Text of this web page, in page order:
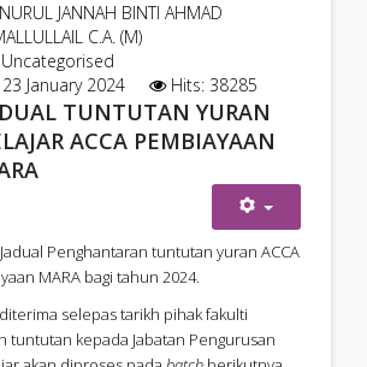
NURUL JANNAH BINTI AHMAD
C.A. (M)
Uncategorised
23 January 2024
Hits: 38285
TUNTUTAN YURAN
ACCA PEMBIAYAAN
Penghantaran tuntutan yuran ACCA
MARA bagi tahun 2024.
selepas tarikh pihak fakulti
tuntutan kepada Jabatan Pengurusan